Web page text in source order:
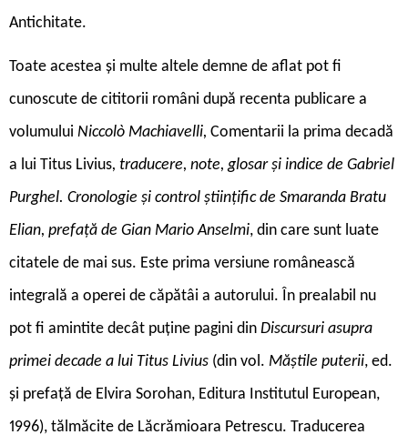
Antichitate.
Toate acestea și multe altele demne de aflat pot fi
cunoscute de cititorii români după recenta publicare a
volumului Niccolò Machiavelli, Comentarii la prima decadă
a lui Titus Livius, traducere, note, glosar și indice de Gabriel
Purghel. Cronologie și control științific de Smaranda Bratu
Elian, prefață de Gian Mario Anselmi, din care sunt luate
citatele de mai sus. Este prima versiune românească
integrală a operei de căpătâi a autorului. În prealabil nu
pot fi amintite decât puține pagini din Discursuri asupra
primei decade a lui Titus Livius (din vol. Măștile puterii, ed.
și prefață de Elvira Sorohan, Editura Institutul European,
1996), tălmăcite de Lăcrămioara Petrescu. Traducerea